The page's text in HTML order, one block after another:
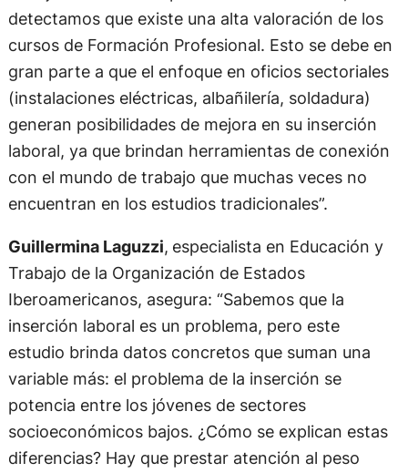
detectamos que existe una alta valoración de los
cursos de Formación Profesional. Esto se debe en
gran parte a que el enfoque en oficios sectoriales
(instalaciones eléctricas, albañilería, soldadura)
generan posibilidades de mejora en su inserción
laboral, ya que brindan herramientas de conexión
con el mundo de trabajo que muchas veces no
encuentran en los estudios tradicionales”.
Guillermina Laguzzi, especialista en Educación y
Trabajo de la Organización de Estados
Iberoamericanos, asegura: “Sabemos que la
inserción laboral es un problema, pero este
estudio brinda datos concretos que suman una
variable más: el problema de la inserción se
potencia entre los jóvenes de sectores
socioeconómicos bajos. ¿Cómo se explican estas
diferencias? Hay que prestar atención al peso